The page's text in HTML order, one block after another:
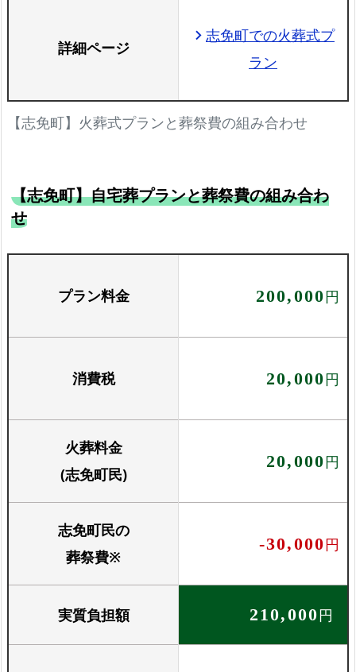
【志免町】火葬式プランと葬祭費の組み合わせ
詳細ページ
chevron_right志免町での火葬式プ
ラン
【志免町】自宅葬プランと葬祭費の組み合わ
せ
プラン料金 200,000円
消費税 20,000円
火葬料金
(志免町民)
20,000円
志免町民の
葬祭費※
-30,000円
実質負担額 210,000円